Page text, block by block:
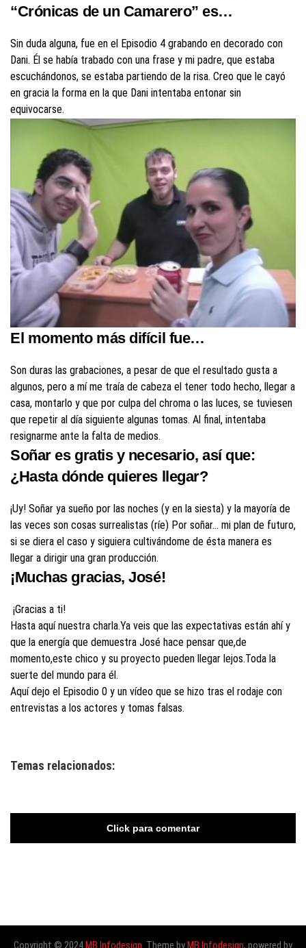
“Crónicas de un Camarero” es…
Sin duda alguna, fue en el Episodio 4 grabando en decorado con
Dani. Él se había trabado con una frase y mi padre, que estaba
escuchándonos, se estaba partiendo de la risa. Creo que le cayó
en gracia la forma en la que Dani intentaba entonar sin
equivocarse.
El momento más difícil fue…
Son duras las grabaciones, a pesar de que el resultado gusta a
algunos, pero a mí me traía de cabeza el tener todo hecho, llegar a
casa, montarlo y que por culpa del chroma o las luces, se tuviesen
que repetir al día siguiente algunas tomas. Al final, intentaba
resignarme ante la falta de medios.
Soñar es gratis y necesario, así que:
¿Hasta dónde quieres llegar?
¡Uy! Soñar ya sueño por las noches (y en la siesta) y la mayoría de
las veces son cosas surrealistas (ríe) Por soñar… mi plan de futuro,
si se diera el caso y siguiera cultivándome de ésta manera es
llegar a dirigir una gran producción.
¡Muchas gracias, José!
¡Gracias a ti!
Hasta aquí nuestra charla.Ya veis que las expectativas están ahí y
que la energía que demuestra José hace pensar que,de
momento,este chico y su proyecto pueden llegar lejos.Toda la
suerte del mundo para él.
Aquí dejo el Episodio 0 y un vídeo que se hizo tras el rodaje con
entrevistas a los actores y tomas falsas.
Temas relacionados:
Click para comentar
Copyright © 2024 MB Infodesign . Theme by MB Infodesign, powered by